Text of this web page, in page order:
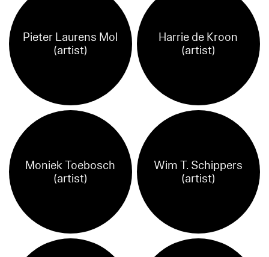
Pieter Laurens Mol
(artist)
Harrie de Kroon
(artist)
Moniek Toebosch
(artist)
Wim T. Schippers
(artist)